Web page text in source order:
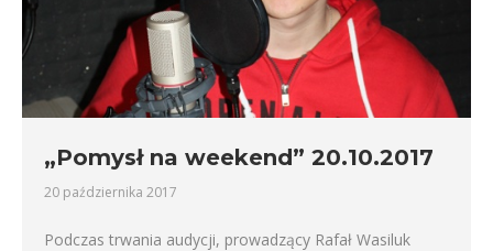
„Pomysł na weekend” 20.10.2017
20 października 2017
Podczas trwania audycji, prowadzący Rafał Wasiluk